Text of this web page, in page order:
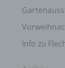
Info zu